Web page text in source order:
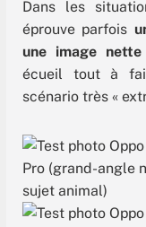
Dans les
éprouve parfois
une image
écueil tout à
scénario très «